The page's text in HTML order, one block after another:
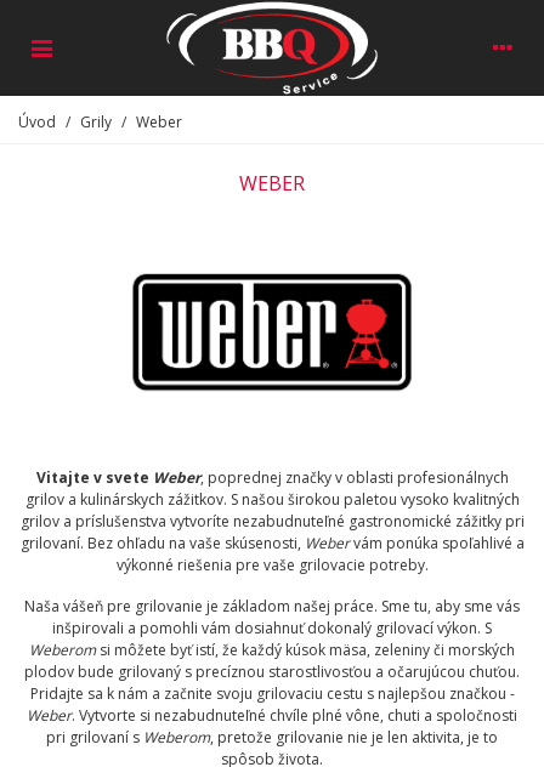
Úvod / Grily / Weber
WEBER
Vitajte v svete Weber, poprednej značky v oblasti profesionálnych
grilov a kulinárskych zážitkov. S našou širokou paletou vysoko kvalitných
grilov a príslušenstva vytvoríte nezabudnuteľné gastronomické zážitky pri
grilovaní. Bez ohľadu na vaše skúsenosti, Webervám ponúka spoľahlivé a
výkonné riešenia pre vaše grilovacie potreby.
Naša vášeň pre grilovanie je základom našej práce. Sme tu, aby sme vás
inšpirovali a pomohli vám dosiahnuť dokonalý grilovací výkon. S
Weberomsi môžete byť istí, že každý kúsok mäsa, zeleniny či morských
plodov bude grilovaný s precíznou starostlivosťou a očarujúcou chuťou.
Pridajte sa k nám a začnite svoju grilovaciu cestu s najlepšou značkou -
Weber. Vytvorte si nezabudnuteľné chvíle plné vône, chuti a spoločnosti
pri grilovaní s Weberom, pretože grilovanie nie je len aktivita, je to
spôsob života.